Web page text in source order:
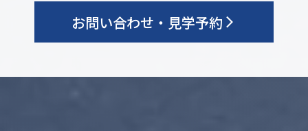
お問い合わせ・見学予約